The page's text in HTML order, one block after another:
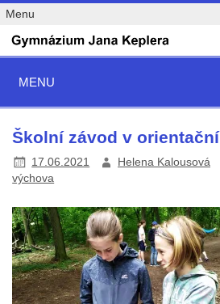
Menu
MENU
Školní závod v
17.06.2021 Helena Kalousová
výchova